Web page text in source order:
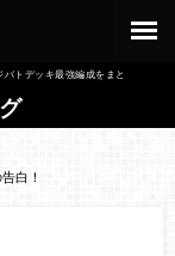
トデッキ最強編成をまと
白！